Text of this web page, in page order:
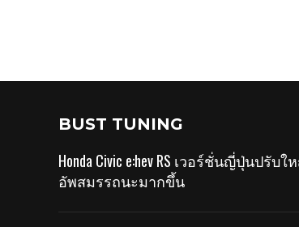
BUST TUNING
Honda Civic e:hev RS เวอร์ชั่นญี่ปุ่นปรับ
อัพสมรรถนะมากขึ้น